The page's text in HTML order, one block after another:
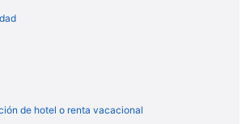
de hotel o renta vacacional